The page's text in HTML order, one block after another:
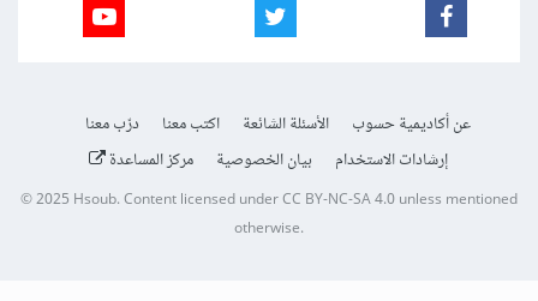
عن أكاديمية حسوب الأسئلة الشائعة اكتب معنا
درّب معنا
إرشادات الاستخدام
بيان الخصوصية مركز المساعدة
© 2025Hsoub.Content licensed underCC BY-NC-SA 4.0unless mentioned
otherwise.